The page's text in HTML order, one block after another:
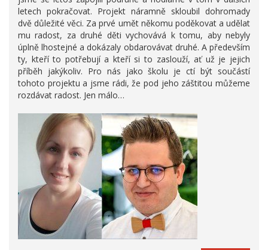
letech pokračovat. Projekt náramně skloubil dohromady
dvě důležité věci. Za prvé umět někomu poděkovat a udělat
mu radost, za druhé děti vychovává k tomu, aby nebyly
úplně lhostejné a dokázaly obdarovávat druhé. A především
ty, kteří to potřebují a kteří si to zaslouží, ať už je jejich
příběh jakýkoliv. Pro nás jako školu je ctí být součástí
tohoto projektu a jsme rádi, že pod jeho záštitou můžeme
rozdávat radost. Jen málo…